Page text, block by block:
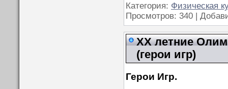
Категория: Физическая
Просмотров: 340 |
XX летние
(герои игр)
Герои Игр.